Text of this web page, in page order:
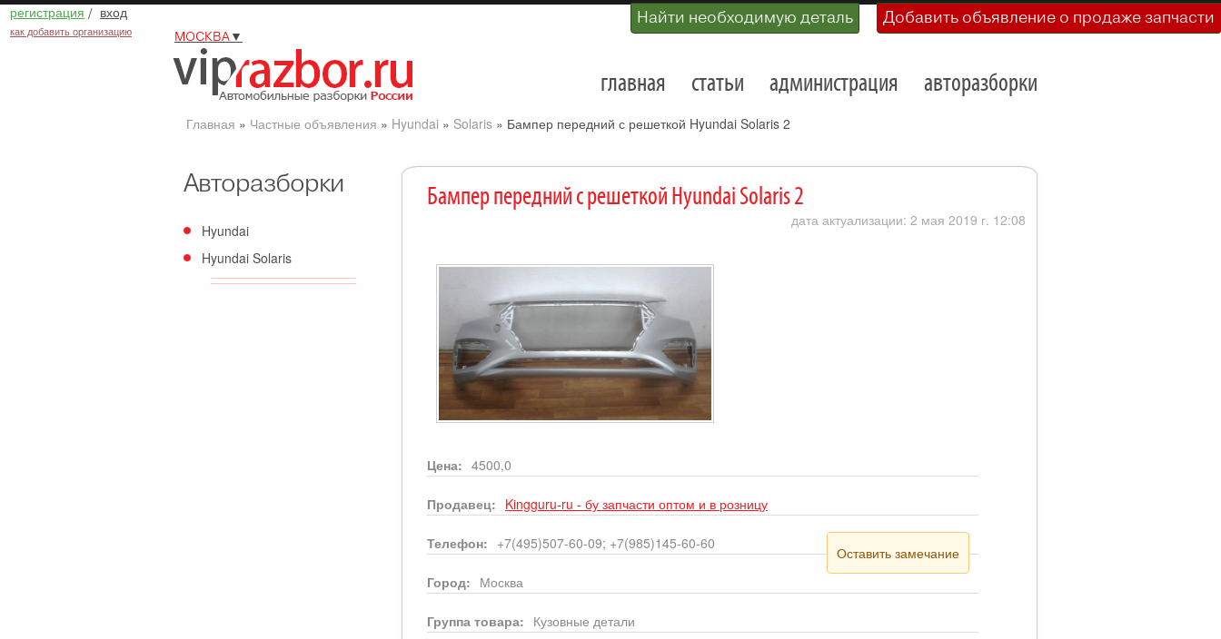
регистрация / вход
как добавить организацию
Найти необходимую деталь Добавить объявление о продаже запчасти
МОСКВА▼
главная статьи администрация авторазборки
Главная » Частные объявления » Hyundai» Solaris» Бампер передний с решеткой Hyundai Solaris 2
Авторазборки
Hyundai
Hyundai Solaris
Бампер передний с решеткой Hyundai Solaris 2
дата актуализации: 2 мая 2019 г. 12:08
Цена: 4500,0
Продавец: Kingguru-ru - бу запчасти оптом и в розницу
Телефон: +7(495)507-60-09; +7(985)145-60-60
Оставить замечание
Город: Москва
Группа товара: Кузовные детали